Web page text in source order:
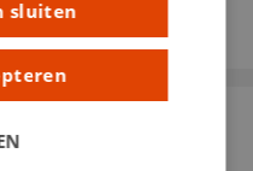
sluiten